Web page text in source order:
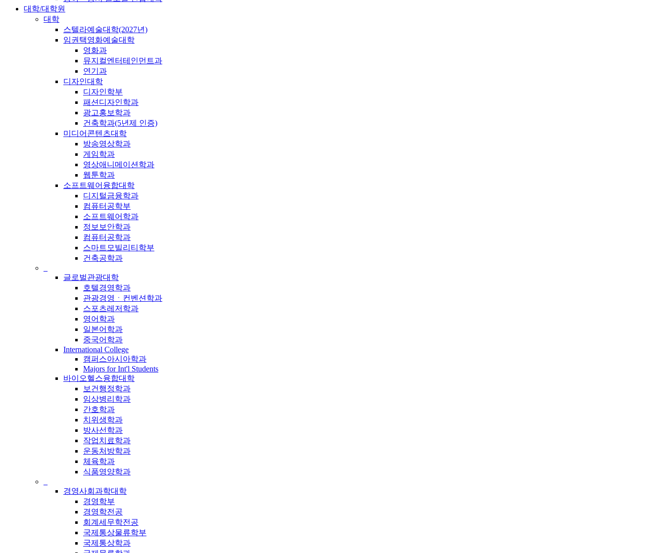
대학/대학원
대학
스텔라예술대학(2027년)
임권택영화예술대학
영화과
뮤지컬엔터테인먼트과
연기과
디자인대학
디자인학부
패션디자인학과
광고홍보학과
건축학과(5년제 인증)
미디어콘텐츠대학
방송영상학과
게임학과
영상애니메이션학과
웹툰학과
소프트웨어융합대학
디지털금융학과
컴퓨터공학부
소프트웨어학과
정보보안학과
컴퓨터공학과
스마트모빌리티학부
건축공학과
글로벌관광대학
호텔경영학과
관광경영ㆍ컨벤션학과
스포츠레저학과
영어학과
일본어학과
중국어학과
International College
캠퍼스아시아학과
Majors for Int'l Students
바이오헬스융합대학
보건행정학과
임상병리학과
간호학과
치위생학과
방사선학과
작업치료학과
운동처방학과
체육학과
식품영양학과
경영사회과학대학
경영학부
경영학전공
회계세무학전공
국제통상물류학부
국제통상학과